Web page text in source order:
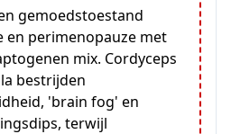
gemoedstoestand
en perimenopauze met
mix. Cordyceps
bestrijden
'brain fog' en
terwijl